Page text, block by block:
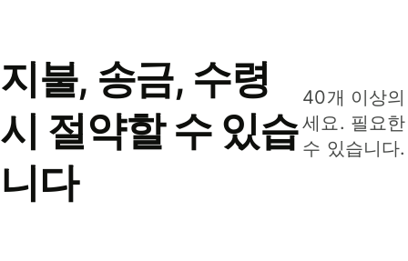
지불, 송금, 수령
시 절약할 수 있습
니다
40개 이상
세요. 필요
수 있습니다.